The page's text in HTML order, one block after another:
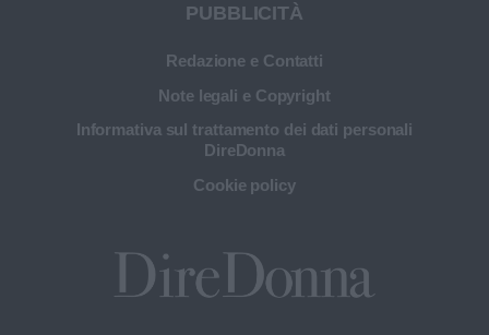
PUBBLICITÀ
Redazione e Contatti
Note legali e Copyright
Informativa sul trattamento dei dati personali
DireDonna
Cookie policy